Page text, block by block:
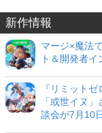
新作情報
マージ×魔法
ト＆開発者
『リミット
「或世イヌ
談会が7月10